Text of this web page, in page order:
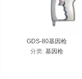
GDS-80基因枪
分类: 基因枪